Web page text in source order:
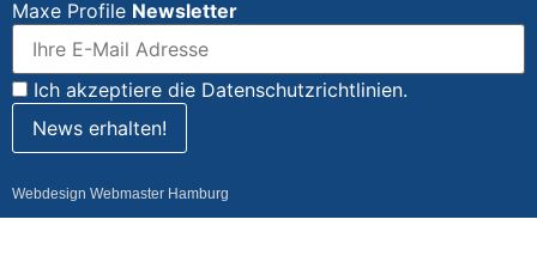
Maxe Profile Newsletter
Ich akzeptiere die Datenschutzrichtlinien.
Webdesign Webmaster Hamburg